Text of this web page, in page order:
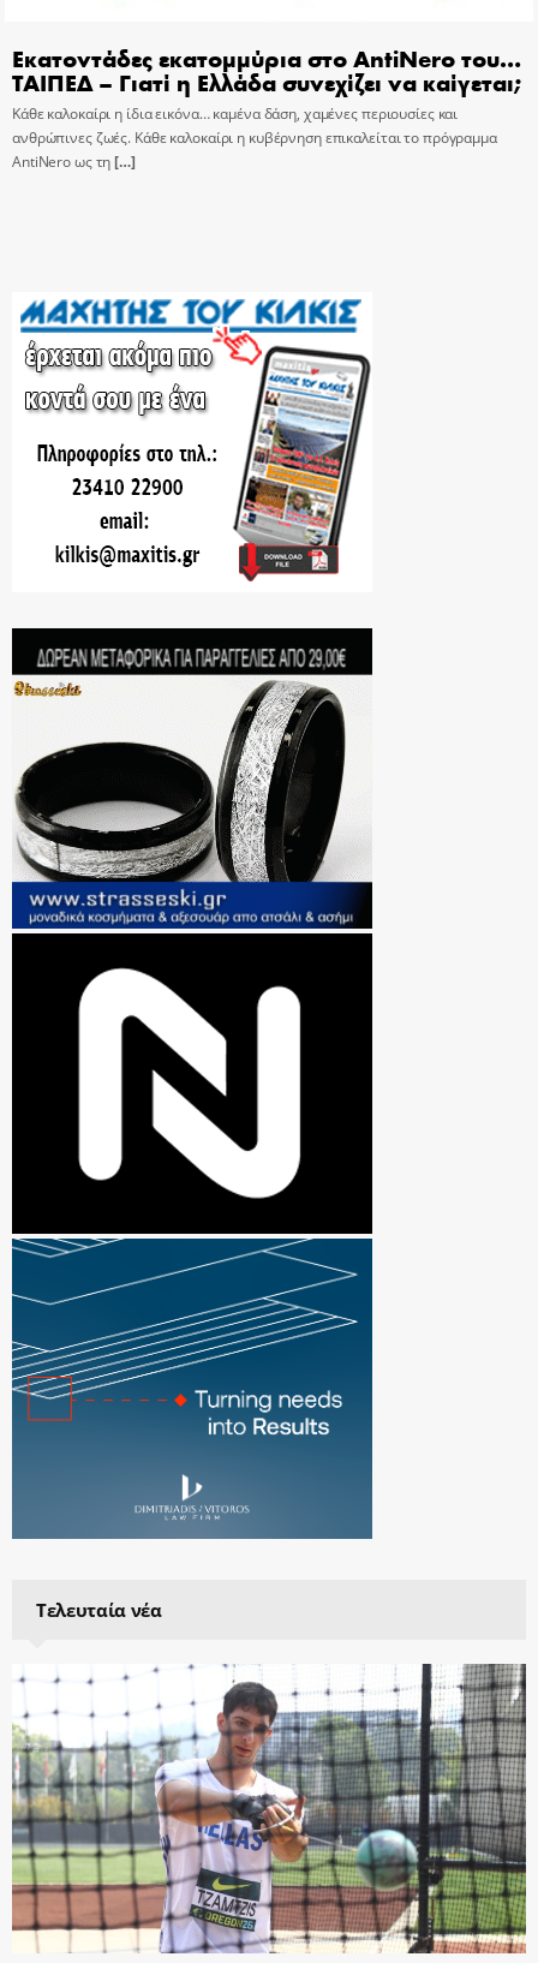
Εκατοντάδες εκατομμύρια στο AntiNero του…
ΤΑΙΠΕΔ – Γιατί η Ελλάδα συνεχίζει να καίγεται;
Κάθε καλοκαίρι η ίδια εικόνα… καμένα δάση, χαμένες περιουσίες και
ανθρώπινες ζωές. Κάθε καλοκαίρι η κυβέρνηση επικαλείται το πρόγραμμα
AntiNero ως τη[…]
Τελευταία νέα